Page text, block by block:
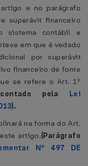
e no parágrafo
superávit financeiro
sistema contábil e
em que é vedado
por superávit
financeiro de fonte
se refere o Art. 1º
pela Lei
).
na forma do Art.
artigo.(Parágrafo
Nº 497 DE